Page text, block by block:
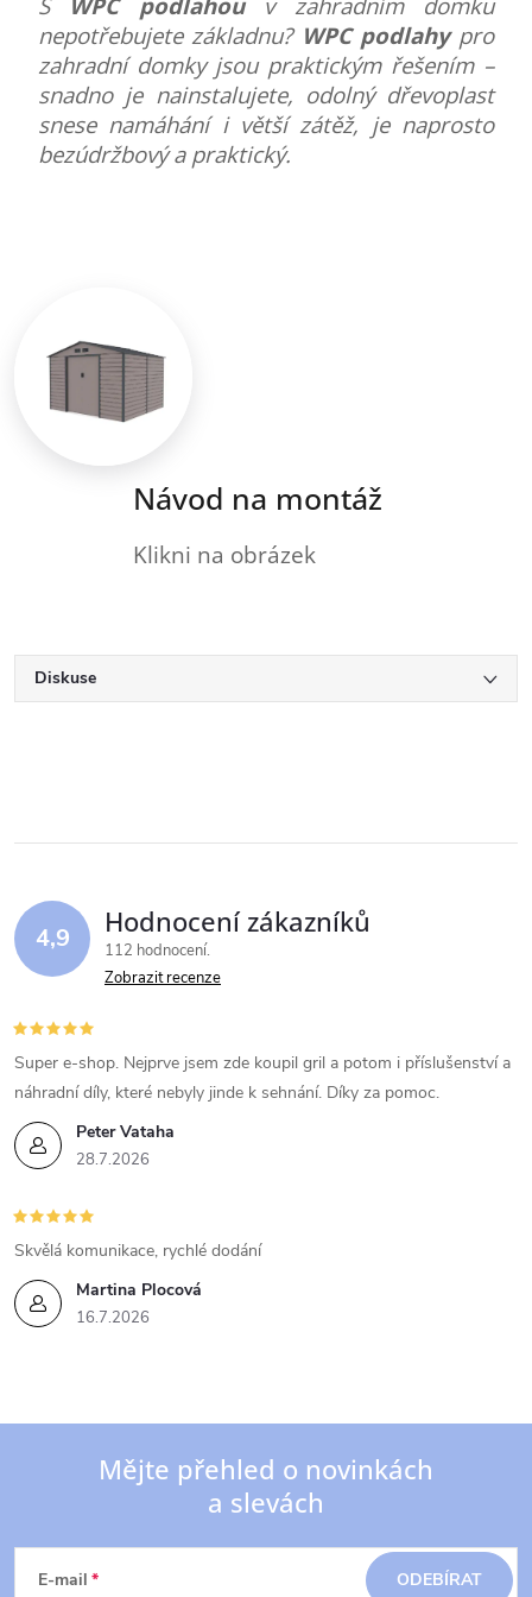
nepotřebujete základnu? WPC podlahypro
zahradní domky jsou praktickým řešením –
snadno je nainstalujete, odolný dřevoplast
snese namáhání i větší zátěž, je naprosto
bezúdržbový a praktický.
Návod na montáž
Klikni na obrázek
Diskuse
4,9 Hodnocení zákazníků
112 hodnocení
Zobrazit recenze
Peter Vataha
28.7.2026
Super e-shop. Nejprve jsem zde koupil gril a potom i příslušenství a
náhradní díly, které nebyly jinde k sehnání. Díky za pomoc.
Martina Plocová
16.7.2026
Skvělá komunikace, rychlé dodání
Mějte přehled o novinkách
a slevách
E-mail ODEBÍRAT